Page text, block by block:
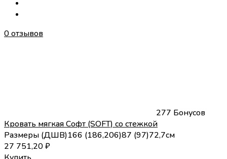
0 отзывов
277 Бонусов
Кровать мягкая Софт (SOFT) со стежкой
Размеры (ДШВ)166 (186,206)87 (97)72,7см
27 751,20₽